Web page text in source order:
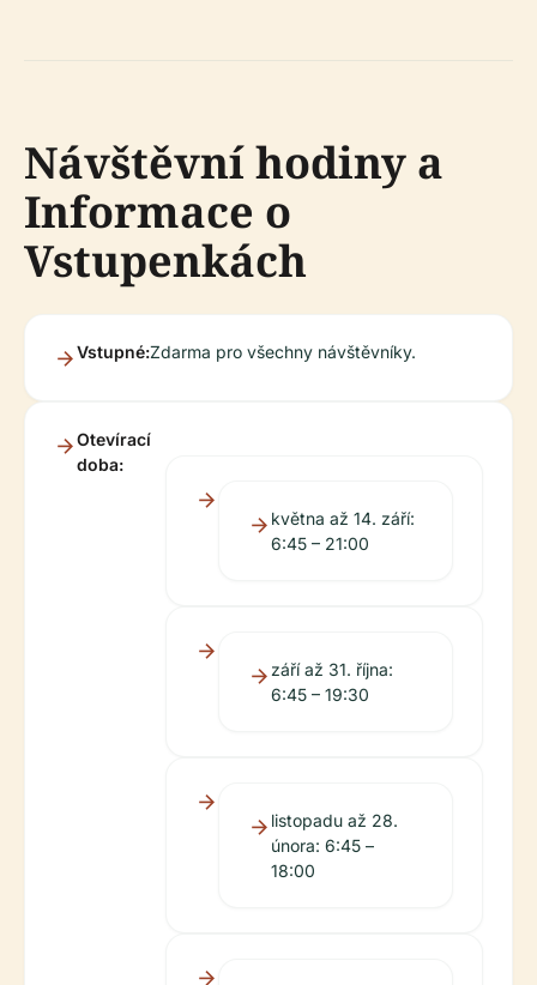
Návštěvní hodiny a
Informace o
Vstupenkách
Vstupné:Zdarma pro všechny návštěvníky.
Otevírací
doba:
května až 14. září:
6:45 – 21:00
září až 31. října:
6:45 – 19:30
listopadu až 28.
února: 6:45 –
18:00